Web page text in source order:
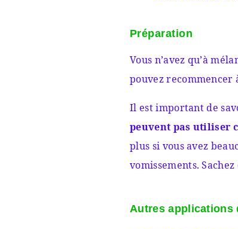
Préparation
Vous n’avez qu’à
pouvez recommencer
Il est important de
peuvent pas utiliser
plus si vous avez
vomissements.
Autres applications